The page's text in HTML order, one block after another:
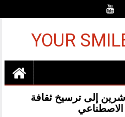
YOUR
إلى ترسيخ ثقافة
الاصطناعي